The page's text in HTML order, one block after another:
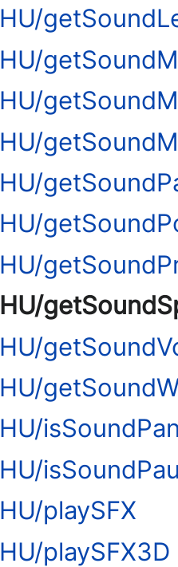
HU/
HU/
HU/
HU/
HU/
HU/
HU/
HU/
HU/
HU/
HU/
HU/
HU/playSFX
HU/playSFX3D